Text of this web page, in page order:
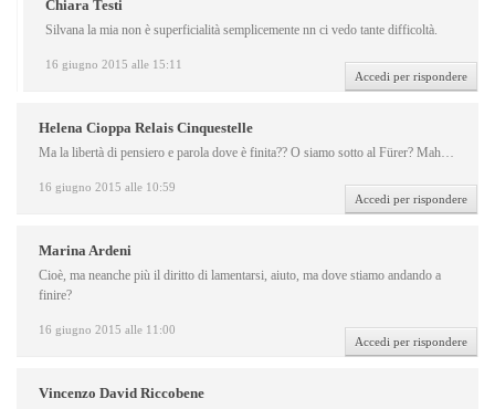
Chiara Testi
16 giugno 2015 alle 15:11
Silvana la mia non è superficialità semplicemente nn ci vedo tante difficoltà.
Accedi per rispondere
Helena Cioppa Relais Cinquestelle
16 giugno 2015 alle 10:59
Ma la libertà di pensiero e parola dove è finita?? O siamo sotto al Fürer? Mah…
Accedi per rispondere
Marina Ardeni
16 giugno 2015 alle 11:00
Cioè, ma neanche più il diritto di lamentarsi, aiuto, ma dove stiamo andando a
finire?
Accedi per rispondere
Vincenzo David Riccobene